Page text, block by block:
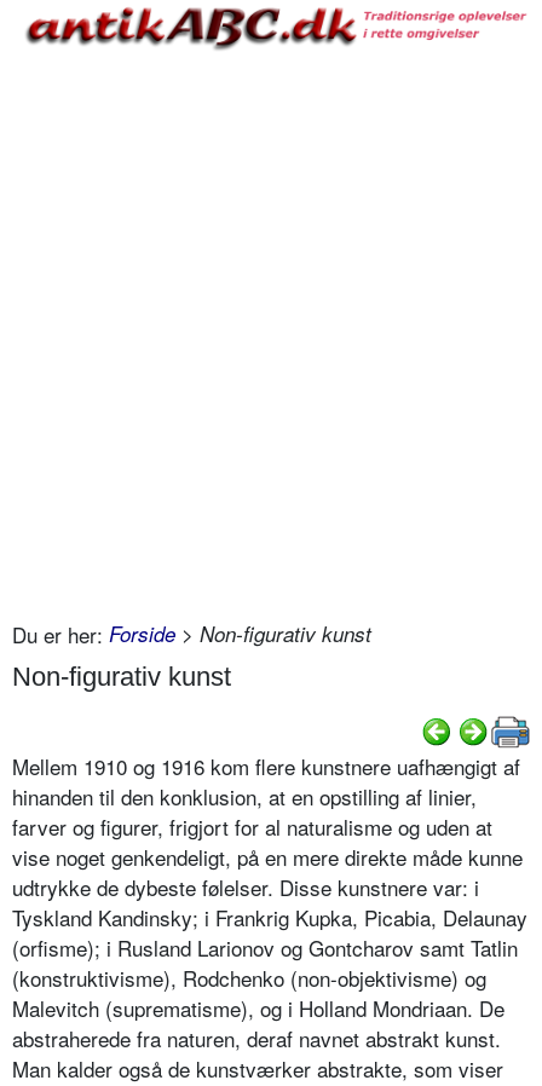
Du er her: Forside > Non-figurativ kunst
Non-figurativ kunst
Mellem 1910 og 1916 kom flere kunstnere uafhængigt af
hinanden til den konklusion, at en opstilling af linier,
farver og figurer, frigjort for al naturalisme og uden at
vise noget genkendeligt, på en mere direkte måde kunne
udtrykke de dybeste følelser. Disse kunstnere var: i
Tyskland Kandinsky; i Frankrig Kupka, Picabia, Delaunay
(orfisme); i Rusland Larionov og Gontcharov samt Tatlin
(konstruktivisme), Rodchenko (non-objektivisme) og
Malevitch (suprematisme), og i Holland Mondriaan. De
abstraherede fra naturen, deraf navnet abstrakt kunst.
Man kalder også de kunstværker abstrakte, som viser